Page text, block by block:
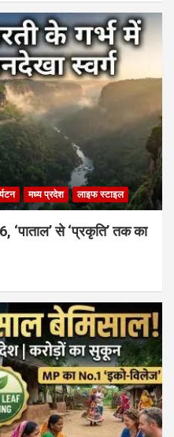
मध्य प्रदेश लाइफ स्टाइल
से ‘प्रकृति’ तक का